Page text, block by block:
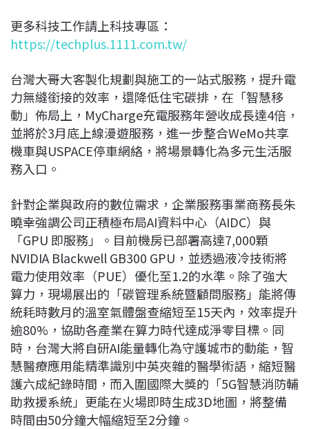
更多科技工作請上科技專區：
https://techplus.1111.com.tw/
台灣大哥大客製化規劃與施工的一站式服務，提升電
力無縫銜接的效率，還降低住宅碳排，在「智慧移
動」佈局上，MyCharge充電服務年營收成長達4倍，
並將於3月底上線漫遊服務，進一步整合WeMo共享
機車與USPACE停車網絡，將場景轉化為多元生活服
務入口。
針對企業與政府的數位需求，企業服務事業商務長朱
曉幸強調公司正積極布局AI資料中心（AIDC）與
「GPU 即服務」。目前機房已部署高達7,000顆
NVIDIA Blackwell GB300 GPU，並透過液冷技術將
電力使用效率（PUE）優化至1.2的水準。除了強大
算力，現場展出的「碳管理系統暨顧問服務」能將傳
統耗時數月的溫室氣體盤查縮短至15天內，效率提升
逾80%，協助各產業在算力時代達成淨零目標。同
時，台灣大將自研AI能量轉化為守護城市的動能，智
慧醫療應用能精準識別中英夾雜的醫學術語，縮短醫
護六成紀錄時間，而入圍國際大獎的「5G智慧消防輔
助救援系統」更能在火場即時生成3D地圖，將整備
時間由50分鐘大幅縮短至2分鐘。